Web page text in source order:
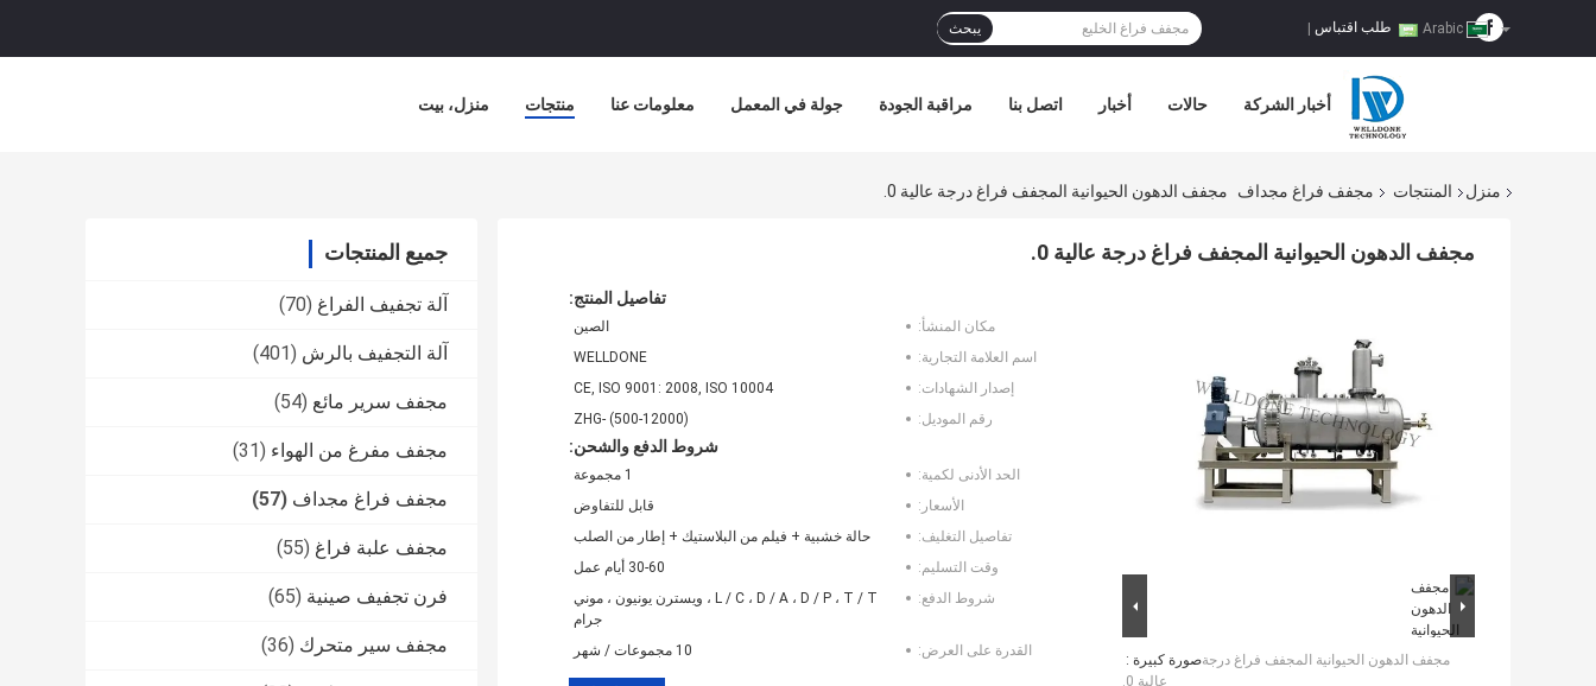
طلب اقتباس يبحث
منزل، بيت منتجات معلومات عنا جولة في المعمل مراقبة الجودة اتصل بنا أخبار حالات أخبار الشركة
منزل المنتجات مجفف فراغ مجداف مجفف الدهون الحيوانية المجفف فراغ درجة عالية 0.
جميع المنتجات
آلة تجفيف الفراغ (70)
آلة التجفيف بالرش (401)
مجفف سرير مائع (54)
مجفف مفرغ من الهواء (31)
مجفف فراغ مجداف (57)
مجفف علبة فراغ (55)
فرن تجفيف صينية (65)
مجفف سير متحرك (36)
مجفف الدهون الحيوانية المجفف فراغ درجة عالية 0.
صورة كبيرة :مجفف الدهون الحيوانية المجفف فراغ درجة
عالية 0.
تفاصيل المنتج:
مكان المنشأ:
الصين
اسم العلامة التجارية:
WELLDONE
إصدار الشهادات:
CE, ISO 9001: 2008, ISO 10004
رقم الموديل:
ZHG- (500-12000)
شروط الدفع والشحن:
الحد الأدنى لكمية:
1 مجموعة
الأسعار:
قابل للتفاوض
تفاصيل التغليف:
حالة خشبية + فيلم من البلاستيك + إطار من الصلب
وقت التسليم:
30-60 أيام عمل
شروط الدفع:
L / C ، D / A ، D / P ، T / T ، ويسترن يونيون ، موني
جرام
القدرة على العرض:
10 مجموعات / شهر